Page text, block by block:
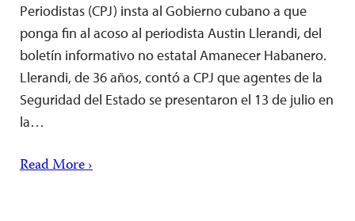
Periodistas (CPJ) insta al Gobierno cubano a que
ponga fin al acoso al periodista Austin Llerandi, del
boletín informativo no estatal Amanecer Habanero.
Llerandi, de 36 años, contó a CPJ que agentes de la
Seguridad del Estado se presentaron el 13 de julio en
la…
Read More ›